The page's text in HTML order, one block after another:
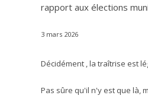
rapport aux élections
3 mars 2026
Décidément , la traîtrise est
Pas sûre qu'il n'y est que là,